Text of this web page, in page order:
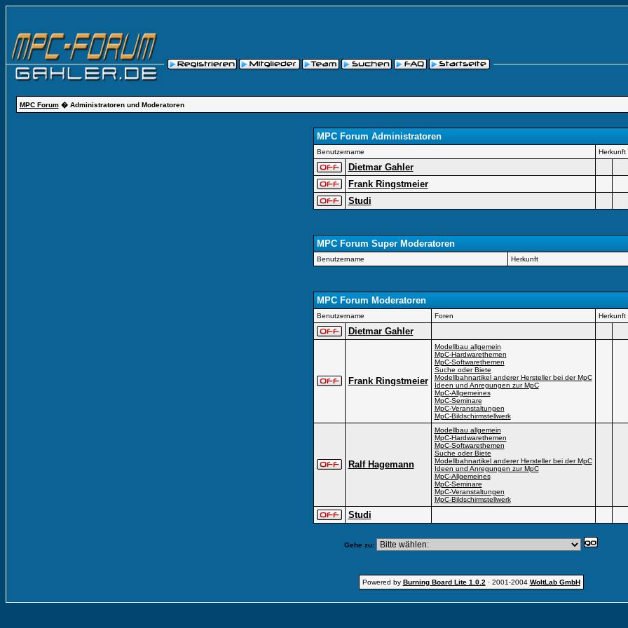
MPC Forum� Administratoren und Moderatoren
MPC Forum Administratoren
Benutzername Herkunft
Dietmar Gahler
Frank Ringstmeier
Studi
MPC Forum Super Moderatoren
Benutzername Herkunft
MPC Forum Moderatoren
Benutzername Foren Herkunft
Dietmar Gahler
Frank Ringstmeier
Modellbau allgemein
MpC-Hardwarethemen
MpC-Softwarethemen
Suche oder Biete
Modellbahnartikel anderer Hersteller bei der MpC
Ideen und Anregungen zur MpC
MpC-Allgemeines
MpC-Seminare
MpC-Veranstaltungen
MpC-Bildschirmstellwerk
Ralf Hagemann
Modellbau allgemein
MpC-Hardwarethemen
MpC-Softwarethemen
Suche oder Biete
Modellbahnartikel anderer Hersteller bei der MpC
Ideen und Anregungen zur MpC
MpC-Allgemeines
MpC-Seminare
MpC-Veranstaltungen
MpC-Bildschirmstellwerk
Studi
Gehe zu:
Powered by Burning Board Lite 1.0.2 · 2001-2004 WoltLab GmbH